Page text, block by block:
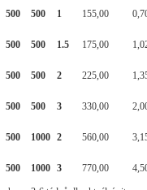
500 500 1 155,00
500 500 1.5 175,00
500 500 2 225,00
500 500 3 330,00
500 1000 2 560,00
500 1000 3 770,00